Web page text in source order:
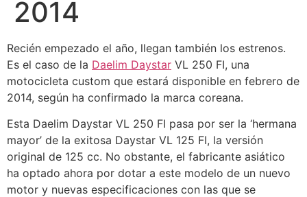
2014
Recién empezado el año, llegan también los estrenos.
Es el caso de la Daelim Daystar VL 250 FI, una
motocicleta custom que estará disponible en febrero de
2014, según ha confirmado la marca coreana.
Esta Daelim Daystar VL 250 FI pasa por ser la ‘hermana
mayor’ de la exitosa Daystar VL 125 FI, la versión
original de 125 cc. No obstante, el fabricante asiático
ha optado ahora por dotar a este modelo de un nuevo
motor y nuevas especificaciones con las que se